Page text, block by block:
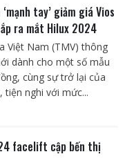
tay’ giảm giá Vios
ra mắt Hilux 2024
Việt Nam (TMV) thông
dành cho một số mẫu
cùng sự trở lại của
tiện nghi với mức...
facelift cập bến thị